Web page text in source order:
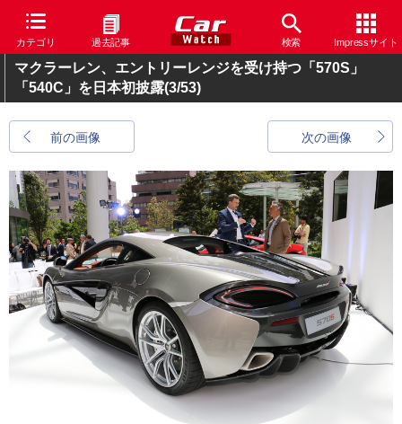
カテゴリ 過去記事 検索 Impressサイト
マクラーレン、エントリーレンジを受け持つ「570S」
「540C」を日本初披露(3/53)
前の画像 次の画像